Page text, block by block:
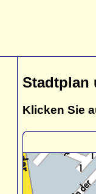
Stadtplan
Klicken Sie